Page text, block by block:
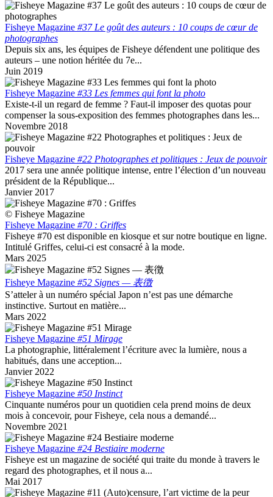
Fisheye Magazine #37 Le goût des auteurs : 10 coups de cœur de
photographes
Depuis six ans, les équipes de Fisheye défendent une politique des
auteurs – une notion héritée du 7e...
Juin 2019
Fisheye Magazine #33 Les femmes qui font la photo
Existe-t-il un regard de femme ? Faut-il imposer des quotas pour
compenser la sous-exposition des femmes photographes dans les...
Novembre 2018
Fisheye Magazine #22 Photographes et politiques : Jeux de pouvoir
2017 sera une année politique intense, entre l’élection d’un nouveau
président de la République...
Janvier 2017
© Fisheye Magazine
Fisheye Magazine #70 : Griffes
Fisheye #70 est disponible en kiosque et sur notre boutique en ligne.
Intitulé Griffes, celui-ci est consacré à la mode.
Mars 2025
Fisheye Magazine #52 Signes — 表徴
S’atteler à un numéro spécial Japon n’est pas une démarche
instinctive. Surtout en matière...
Mars 2022
Fisheye Magazine #51 Mirage
La photographie, littéralement l’écriture avec la lumière, nous a
habitués, dans une acception...
Janvier 2022
Fisheye Magazine #50 Instinct
Cinquante numéros pour un quotidien cela prend moins de deux
mois à concevoir, pour Fisheye, cela nous a demandé...
Novembre 2021
Fisheye Magazine #24 Bestiaire moderne
Fisheye est un magazine de société qui traite du monde à travers le
regard des photographes, et il nous a...
Mai 2017